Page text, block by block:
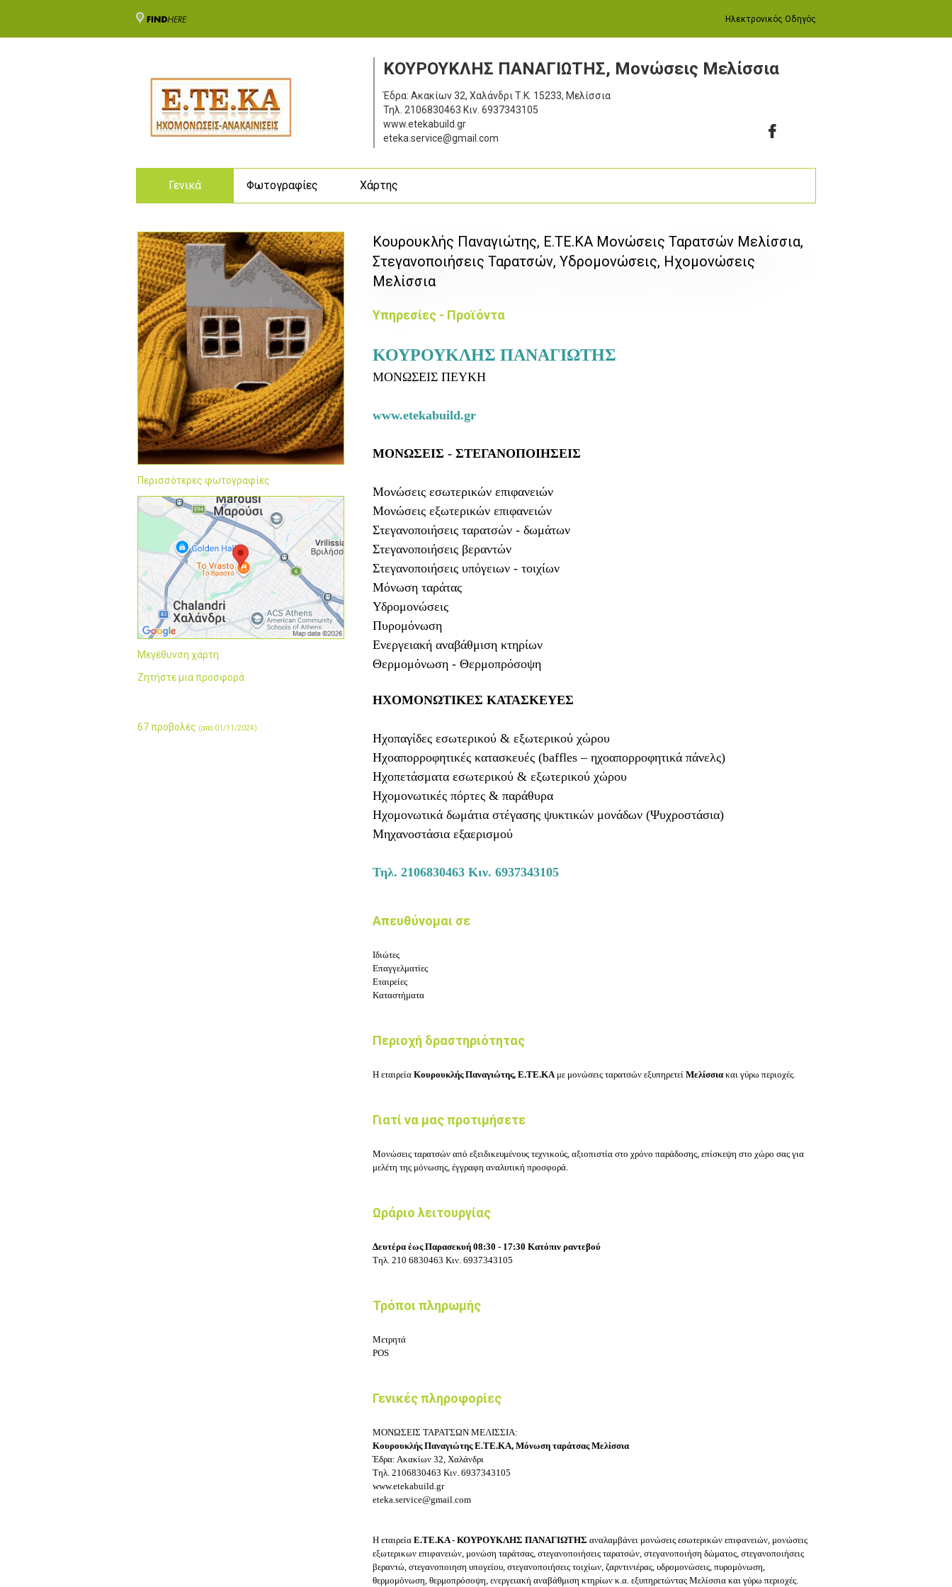
Ηλεκτρονικός Οδηγός
ΚΟΥΡΟΥΚΛΗΣ ΠΑΝΑΓΙΩΤΗΣ, Μονώσεις Μελίσσια
Έδρα: Ακακίων 32, Χαλάνδρι Τ.Κ. 15233, Μελίσσια
Τηλ. 2106830463 Κιν. 6937343105
www.etekabuild.gr
eteka.service@gmail.com
Γενικά Φωτογραφίες Χάρτης
Περισσότερες φωτογραφίες
Μεγέθυνση χάρτη
Ζητήστε μια προσφορά
67 προβολές (από 01/11/2024)
Κουρουκλής Παναγιώτης, Ε.ΤΕ.ΚΑ Μονώσεις Ταρατσών Μελίσσια,
Στεγανοποιήσεις Ταρατσών, Υδρομονώσεις, Ηχομονώσεις
Μελίσσια
Υπηρεσίες - Προϊόντα
ΚΟΥΡΟΥΚΛΗΣ ΠΑΝΑΓΙΩΤΗΣ
ΜΟΝΩΣΕΙΣ ΠΕΥΚΗ
www.etekabuild.gr
ΜΟΝΩΣΕΙΣ - ΣΤΕΓΑΝΟΠΟΙΗΣΕΙΣ
Μονώσεις εσωτερικών επιφανειών
Μονώσεις εξωτερικών επιφανειών
Στεγανοποιήσεις ταρατσών - δωμάτων
Στεγανοποιήσεις βεραντών
Στεγανοποιήσεις υπόγειων - τοιχίων
Μόνωση ταράτας
Υδρομονώσεις
Πυρομόνωση
Ενεργειακή αναβάθμιση κτηρίων
Θερμομόνωση - Θερμοπρόσοψη
ΗΧΟΜΟΝΩΤΙΚΕΣ ΚΑΤΑΣΚΕΥΕΣ
Ηχοπαγίδες εσωτερικού & εξωτερικού χώρου
Ηχοαπορροφητικές κατασκευές (baffles – ηχοαπορροφητικά πάνελς)
Ηχοπετάσματα εσωτερικού & εξωτερικού χώρου
Ηχομονωτικές πόρτες & παράθυρα
Ηχομονωτικά δωμάτια στέγασης ψυκτικών μονάδων (Ψυχροστάσια)
Μηχανοστάσια εξαερισμού
Τηλ. 2106830463 Κιν. 6937343105
Απευθύνομαι σε
Ιδιώτες
Επαγγελματίες
Εταιρείες
Καταστήματα
Περιοχή δραστηριότητας
Η εταιρεία Κουρουκλής Παναγιώτης, Ε.ΤΕ.ΚΑ με μονώσεις ταρατσών εξυπηρετεί Μελίσσια και γύρω περιοχές.
Γιατί να μας προτιμήσετε
Μονώσεις ταρατσών από εξειδικευμένους τεχνικούς, αξιοπιστία στο χρόνο παράδοσης, επίσκεψη στο χώρο σας για
μελέτη της μόνωσης, έγγραφη αναλυτική προσφορά.
Ωράριο λειτουργίας
Δευτέρα έως Παρασεκυή 08:30 - 17:30 Κατόπιν ραντεβού
Τηλ. 210 6830463 Κιν. 6937343105
Τρόποι πληρωμής
Μετρητά
POS
Γενικές πληροφορίες
ΜΟΝΩΣΕΙΣ ΤΑΡΑΤΣΩΝ ΜΕΛΙΣΣΙΑ:
Κουρουκλής Παναγιώτης Ε.ΤΕ.ΚΑ, Μόνωση ταράτσας Μελίσσια
Έδρα: Ακακίων 32, Χαλάνδρι
Τηλ. 2106830463 Κιν. 6937343105
www.etekabuild.gr
eteka.service@gmail.com
Η εταιρεία Ε.ΤΕ.ΚΑ - ΚΟΥΡΟΥΚΛΗΣ ΠΑΝΑΓΙΩΤΗΣ αναλαμβάνει μονώσεις εσωτερικών επιφανειών, μονώσεις
εξωτερικων επιφανειών, μονώση ταράτσας, στεγανοποιήσεις ταρατσών, στεγανοποιήση δώματος, στεγανοποιήσεις
βεραντώ, στεγανοποιηση υπογείου, στεγανοποιήσεις τοιχίων, ζαρντινιέρας, υδρομονώσεις, πυρομόνωση,
θερμομόνωση, θερμοπρόσοψη, ενεργειακή αναβάθμιση κτηρίων κ.α. εξυπηρετώντας Μελίσσια και γύρω περιοχές.